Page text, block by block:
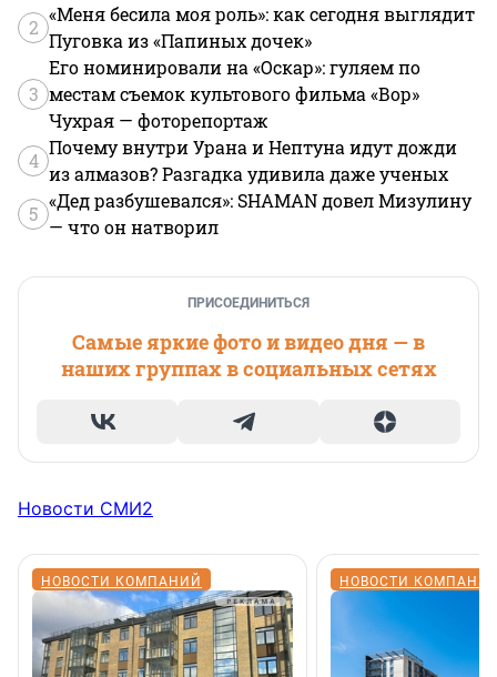
2
«Меня бесила моя роль»: как сегодня выглядит
Пуговка из «Папиных дочек»
3
Его номинировали на «Оскар»: гуляем по
местам съемок культового фильма «Вор»
Чухрая — фоторепортаж
4
Почему внутри Урана и Нептуна идут дожди
из алмазов? Разгадка удивила даже ученых
5
«Дед разбушевался»: SHAMAN довел Мизулину
— что он натворил
ПРИСОЕДИНИТЬСЯ
Самые яркие фото и видео дня — в
наших группах в социальных сетях
Новости СМИ2
НОВОСТИ КОМПАНИЙ НОВОСТИ